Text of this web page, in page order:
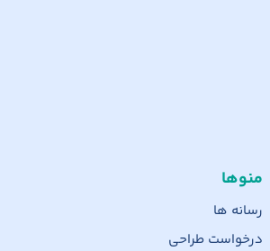
منوها
رسانه ها
درخواست طراحی